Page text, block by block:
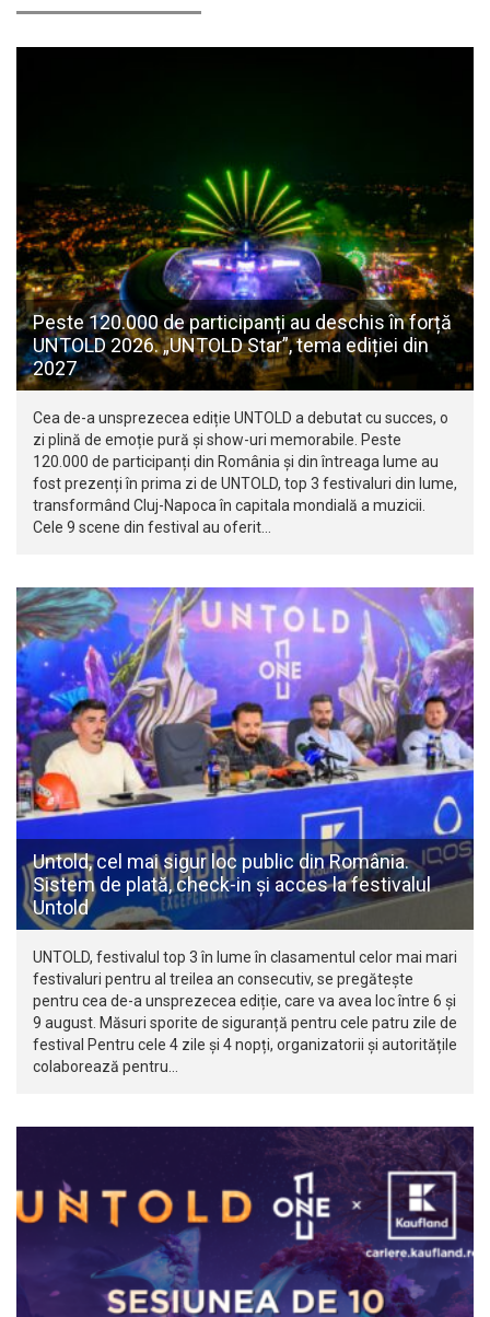
Peste 120.000 de participanți au deschis în forță
UNTOLD 2026. „UNTOLD Star”, tema ediției din
2027
Cea de-a unsprezecea ediție UNTOLD a debutat cu succes, o
zi plină de emoție pură și show-uri memorabile. Peste
120.000 de participanți din România și din întreaga lume au
fost prezenți în prima zi de UNTOLD, top 3 festivaluri din lume,
transformând Cluj-Napoca în capitala mondială a muzicii.
Cele 9 scene din festival au oferit…
Untold, cel mai sigur loc public din România.
Sistem de plată, check-in și acces la festivalul
Untold
UNTOLD, festivalul top 3 în lume în clasamentul celor mai mari
festivaluri pentru al treilea an consecutiv, se pregătește
pentru cea de-a unsprezecea ediție, care va avea loc între 6 și
9 august. Măsuri sporite de siguranță pentru cele patru zile de
festival Pentru cele 4 zile și 4 nopți, organizatorii și autoritățile
colaborează pentru…